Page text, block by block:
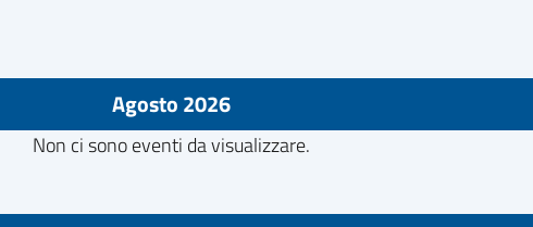
Agosto 2026
Non ci sono eventi da visualizzare.